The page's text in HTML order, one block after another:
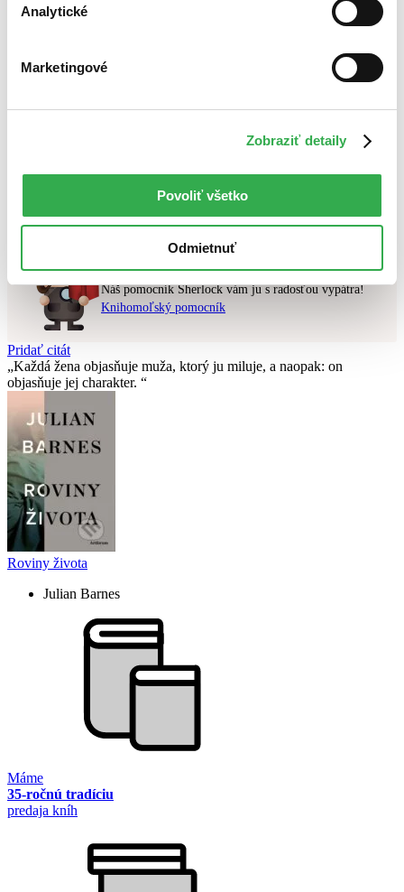
Analytické
Marketingové
Zobraziť detaily
Povoliť všetko
Odmietnuť
Bestsellery
Najdrahšie
Najlacnejšie
v zľave
vyhovujúci zadaným podmienkam.
Chcete poradiť knihu?
Náš pomocník Sherlock vám ju s radosťou vypátra!
Knihomoľský pomocník
Pridať citát
Každá žena objasňuje muža, ktorý ju miluje, a naopak: on
objasňuje jej charakter.
Roviny života
Julian Barnes
Máme
35-ročnú tradíciu
predaja kníh